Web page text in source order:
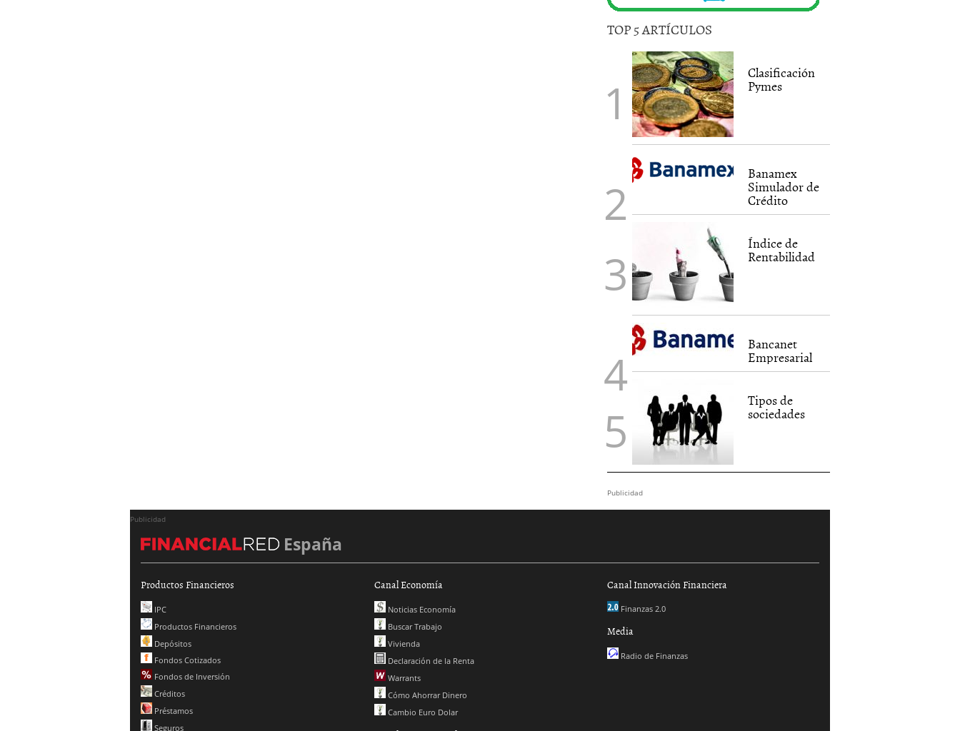
TOP 5 ARTÍCULOS
Clasificación
Pymes
Banamex
Simulador de
Crédito
Índice de
Rentabilidad
Bancanet
Empresarial
Tipos de
sociedades
Publicidad
Publicidad
España
Productos Financieros
IPC
Productos Financieros
Depósitos
Fondos Cotizados
Fondos de Inversión
Créditos
Préstamos
Seguros
Canal Economía
Noticias Economía
Buscar Trabajo
Vivienda
Declaración de la Renta
Warrants
Cómo Ahorrar Dinero
Cambio Euro Dolar
Canal Innovación Financiera
Finanzas 2.0
Media
Radio de Finanzas